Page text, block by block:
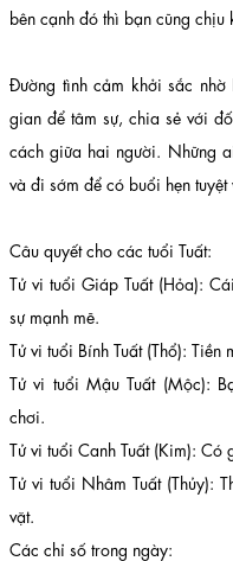
bên cạnh đó thì bạn cũng chịu
Đường tình cảm khởi sắc nhờ
gian để tâm sự, chia sẻ với
cách giữa hai người. Những
và đi sớm để có buổi hẹn tuyệt
Câu quyết cho các tuổi Tuất:
Tử vi tuổi Giáp Tuất (Hỏa):
sự mạnh mẽ.
Tử vi tuổi Bính Tuất (Thổ):
Tử vi tuổi Mậu Tuất (Mộc):
chơi.
Tử vi tuổi Canh Tuất (Kim):
Tử vi tuổi Nhâm Tuất (Thủy):
vặt.
Các chỉ số trong ngày: